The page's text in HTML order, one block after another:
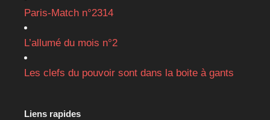
Paris-Match n°2314
L’allumé du mois n°2
Les clefs du pouvoir sont dans la boite à gants
Liens rapides